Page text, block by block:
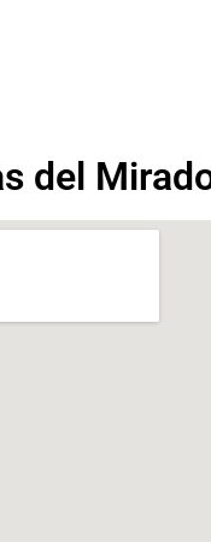
del